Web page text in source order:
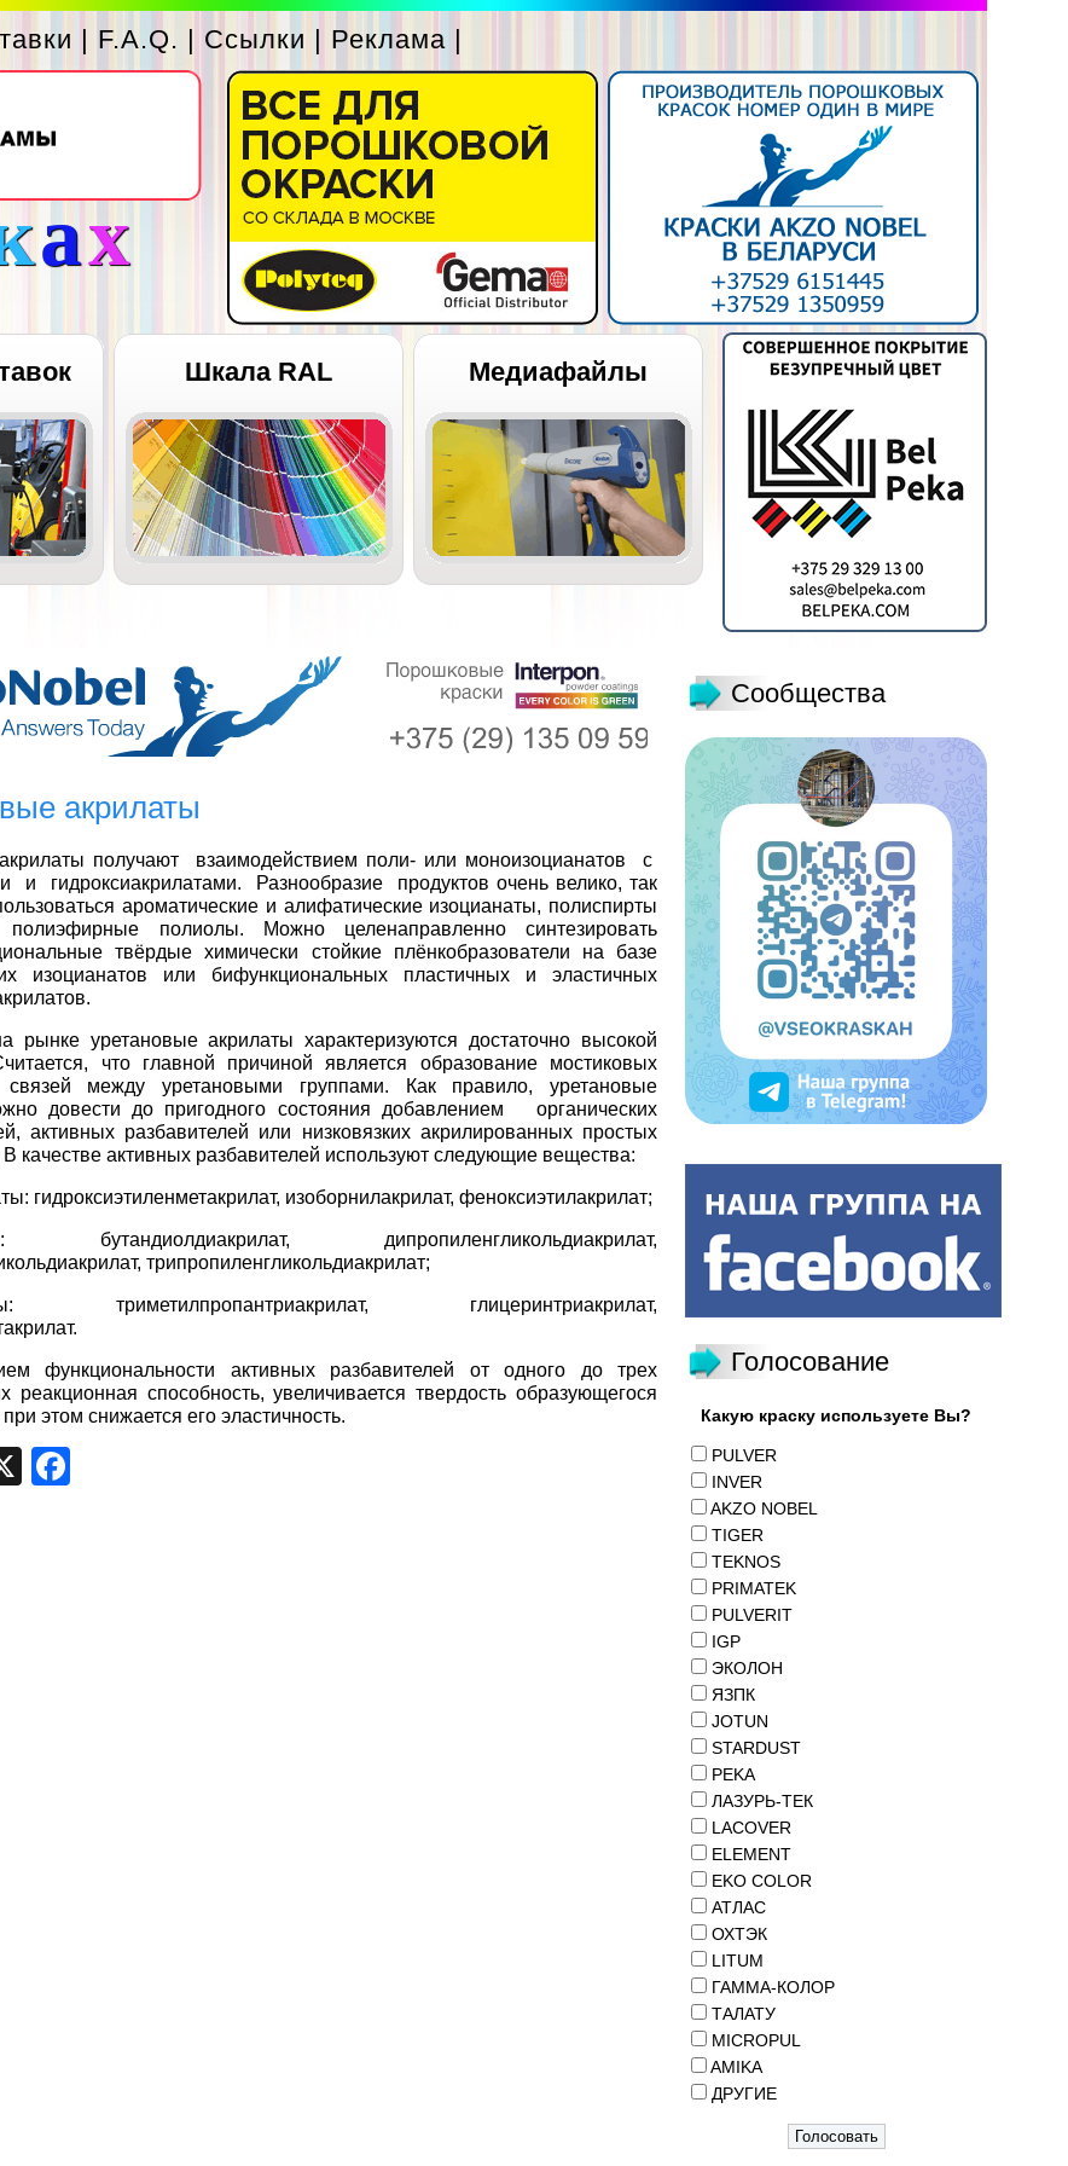
| F.A.Q. | Ссылки | Реклама |
ах
Шкала RAL Медиафайлы
акрилаты
получают взаимодействием поли- или моноизоцианатов с
и гидроксиакрилатами. Разнообразие продуктов очень велико, так
ароматические и алифатические изоцианаты, полиспирты
полиолы. Можно целенаправленно синтезировать
твёрдые химически стойкие плёнкобразователи на базе
изоцианатов или бифункциональных пластичных и эластичных
рынке уретановые акрилаты характеризуются достаточно высокой
что главной причиной является образование мостиковых
связей между уретановыми группами. Как правило, уретановые
довести до пригодного состояния добавлением органических
активных разбавителей или низковязких акрилированных простых
качестве активных разбавителей используют следующие вещества:
гидроксиэтиленметакрилат, изоборнилакрилат, феноксиэтилакрилат;
бутандиолдиакрилат, дипропиленгликольдиакрилат,
трипропиленгликольдиакрилат;
триметилпропантриакрилат, глицеринтриакрилат,
функциональности активных разбавителей от одного до трех
реакционная способность, увеличивается твердость образующегося
этом снижается его эластичность.
X
Сообщества
Голосование
Какую краску используете Вы?
PULVER
INVER
AKZO NOBEL
TIGER
TEKNOS
PRIMATEK
PULVERIT
IGP
ЭКОЛОН
ЯЗПК
JOTUN
STARDUST
PEKA
ЛАЗУРЬ-ТЕК
LACOVER
ELEMENT
EKO COLOR
АТЛАС
ОХТЭК
LITUM
ГАММА-КОЛОР
ТАЛАТУ
MICROPUL
AMIKA
ДРУГИЕ